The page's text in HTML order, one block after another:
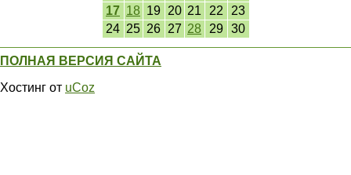
17 18 19 20 21 22
23
24 25 26 27 28 29 30
ПОЛНАЯ ВЕРСИЯ САЙТА
Хостинг от uCoz